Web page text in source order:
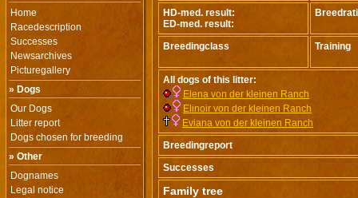
Home
Racedescription
Successes
Newsarchives
Picturegallery
» Dogs
Our Dogs
Litter report
Dogs chosen for breeding
» Other
Dognames
Legal notice
HD-med. result:
ED-med. result:
Breedingclass Training
All dogs of this litter:
Elena von der kleinen Ranch
Elinoir von der kleinen Ranch
Eviana von der kleinen Ranch
Breedingreport
Successes
Family tree